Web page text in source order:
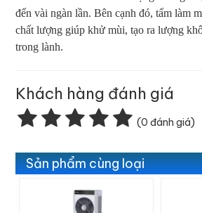
đến vài ngàn lần. Bên cạnh đó, tấm làm
chất lượng giúp khử mùi, tạo ra lượng
trong lành.
Khách hàng đánh giá
(0 đánh giá)
Sản phẩm cùng loại